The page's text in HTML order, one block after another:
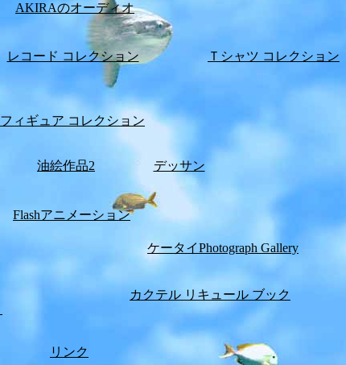
AKIRAのオーディオ
レコード コレクション Ｔシャツ コレクション
フィギュア コレクション
油絵作品2 デッサン
Flashアニメーション
ケータイPhotograph Gallery
カクテル リキュール ブック
リンク